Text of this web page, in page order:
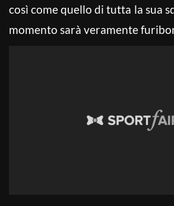
così come quello di tutta la sua
momento sarà veramente